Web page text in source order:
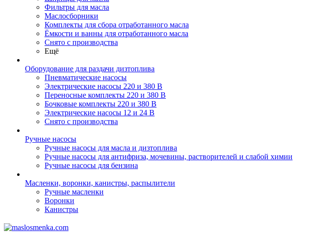
Фильтры для масла
Маслосборники
Комплекты для сбора отработанного масла
Ёмкости и ванны для отработанного масла
Снято с производства
Ещё
Оборудование для раздачи дизтоплива
Пневматические насосы
Электрические насосы 220 и 380 В
Переносные комплекты 220 и 380 В
Бочковые комплекты 220 и 380 В
Электрические насосы 12 и 24 В
Снято с производства
Ручные насосы
Ручные насосы для масла и дизтоплива
Ручные насосы для антифриза, мочевины, растворителей и слабой химии
Ручные насосы для бензина
Масленки, воронки, канистры, распылители
Ручные масленки
Воронки
Канистры